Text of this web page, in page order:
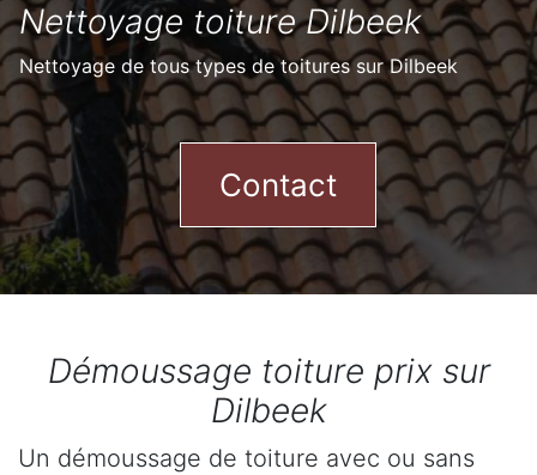
Nettoyage toiture Dilbeek
Nettoyage de tous types de toitures sur Dilbeek
Contact
Démoussage toiture prix sur
Dilbeek
Un démoussage de toiture avec ou sans